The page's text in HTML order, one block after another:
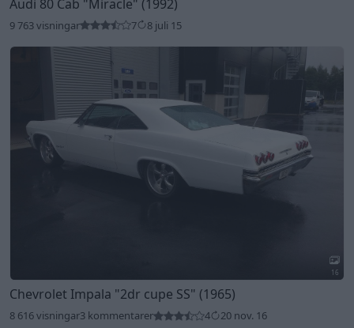
Audi 80 Cab "Miracle" (1992)
9 763 visningar 7 8 juli 15
16
Chevrolet Impala "2dr cupe SS" (1965)
8 616 visningar3 kommentarer 4 20 nov. 16